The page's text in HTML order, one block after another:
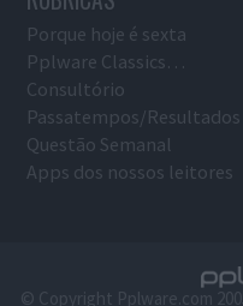
Porque hoje é sexta
Pplware Classics…
Consultório
Passatempos/Resultados
Questão Semanal
Apps dos nossos leitores
© Copyright Pplware.com